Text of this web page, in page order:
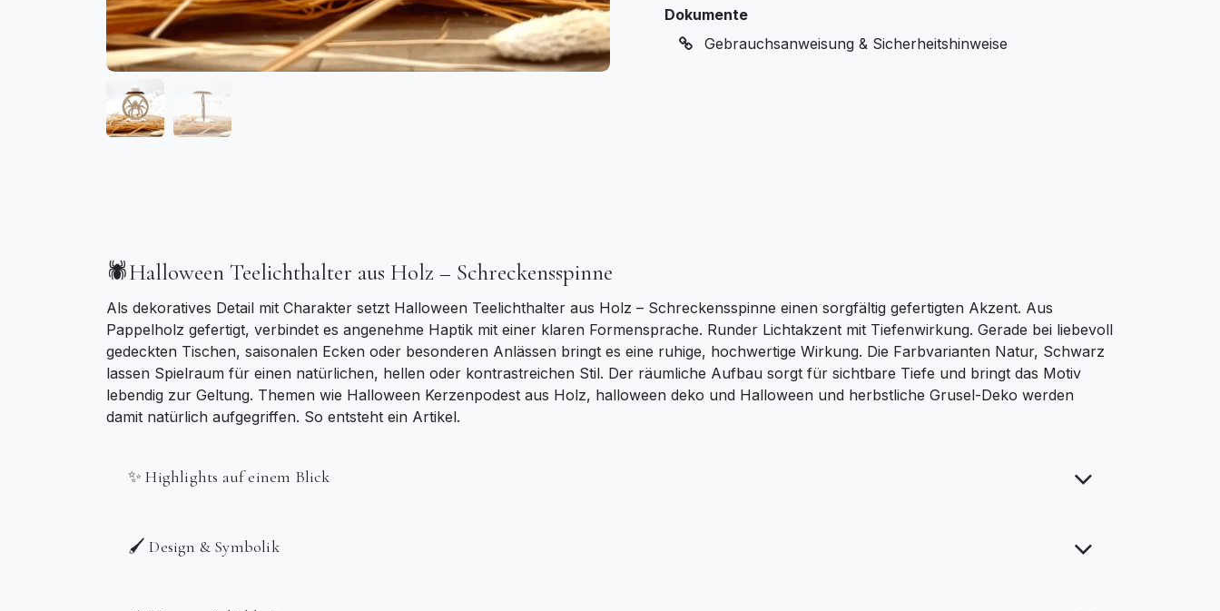
Dokumente
Gebrauchsanweisung & Sicherheitshinweise
🕷️Halloween Teelichthalter aus Holz – Schreckensspinne
Als dekoratives Detail mit Charakter setzt Halloween Teelichthalter aus Holz – Schreckensspinne einen sorgfältig gefertigten Akzent. Aus
Pappelholz gefertigt, verbindet es angenehme Haptik mit einer klaren Formensprache. Runder Lichtakzent mit Tiefenwirkung. Gerade bei liebevoll
gedeckten Tischen, saisonalen Ecken oder besonderen Anlässen bringt es eine ruhige, hochwertige Wirkung. Die Farbvarianten Natur, Schwarz
lassen Spielraum für einen natürlichen, hellen oder kontrastreichen Stil. Der räumliche Aufbau sorgt für sichtbare Tiefe und bringt das Motiv
lebendig zur Geltung. Themen wie Halloween Kerzenpodest aus Holz, halloween deko und Halloween und herbstliche Grusel-Deko werden
damit natürlich aufgegriffen. So entsteht ein Artikel.
✨ Highlights auf einem Blick
🖌️ Design & Symbolik